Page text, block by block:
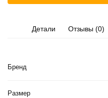
Детали Отзывы (0)
Бренд
Размер